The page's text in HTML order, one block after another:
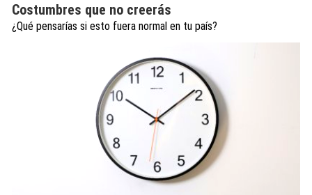
Costumbres que no creerás
¿Qué pensarías si esto fuera normal en tu país?